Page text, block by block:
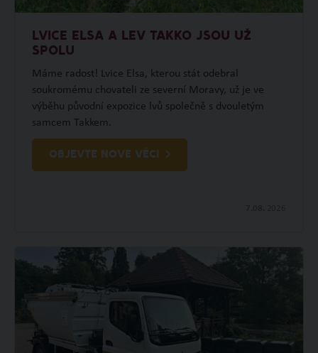
LVICE ELSA A LEV TAKKO JSOU UŽ
SPOLU
Máme radost! Lvice Elsa, kterou stát odebral
soukromému chovateli ze severní Moravy, už je ve
výběhu původní expozice lvů společně s dvouletým
samcem Takkem.
OBJEVTE NOVÉ VĚCI